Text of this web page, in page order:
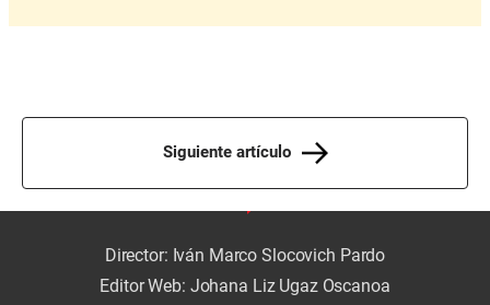
Siguiente artículo
Director: Iván Marco Slocovich Pardo
Editor Web: Johana Liz Ugaz Oscanoa